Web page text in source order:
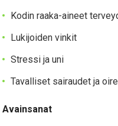
Kodin raaka-aineet
Lukijoiden vinkit
Stressi ja uni
Tavalliset sairaudet ja
Avainsanat